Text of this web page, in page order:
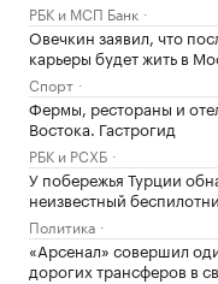
РБК и МСП Банк
Овечкин заявил, что
карьеры будет жить в
Спорт
Фермы, рестораны и
Востока. Гастрогид
РБК и РСХБ
У побережья Турции
неизвестный
Политика
«Арсенал» совершил
дорогих трансферов в